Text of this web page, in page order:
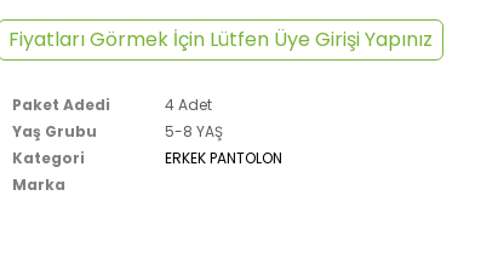
Fiyatları Görmek İçin Lütfen Üye Girişi Yapınız
Paket Adedi
4 Adet
Yaş Grubu
5-8 YAŞ
Kategori
ERKEK PANTOLON
Marka